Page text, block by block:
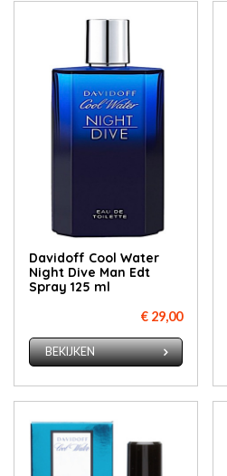
Davidoff Cool Water
Night Dive Man Edt
Spray 125 ml
€ 29,00
BEKIJKEN